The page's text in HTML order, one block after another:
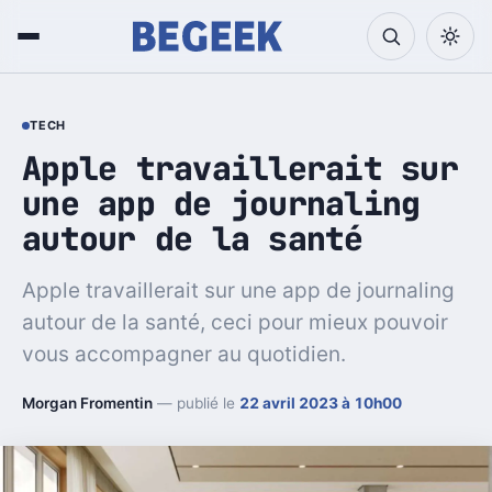
TECH
Apple travaillerait sur
une app de journaling
autour de la santé
Apple travaillerait sur une app de journaling
autour de la santé, ceci pour mieux pouvoir
vous accompagner au quotidien.
Morgan Fromentin — publié le 22 avril 2023 à 10h00